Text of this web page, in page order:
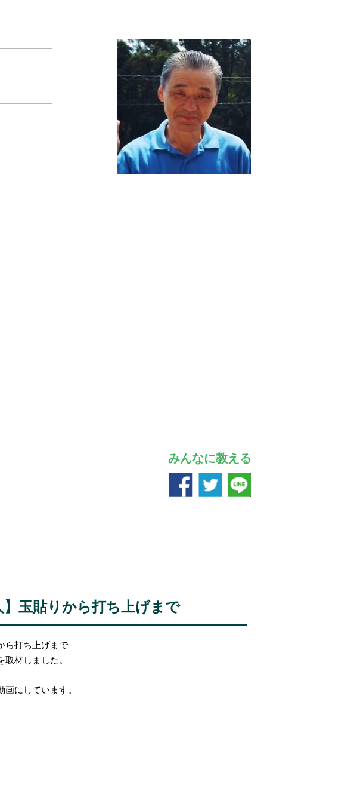
みんなに教える
】玉貼りから打ち上げまで
ら打ち上げまで
材しました。
にしています。